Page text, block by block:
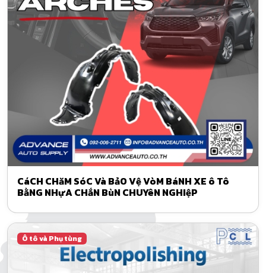
CáCH CHăM SóC Và BảO Vệ VòM BáNH XE ô Tô
BằNG NHựA CHắN BùN CHUYêN NGHIệP
Ô tô và Phụ tùng